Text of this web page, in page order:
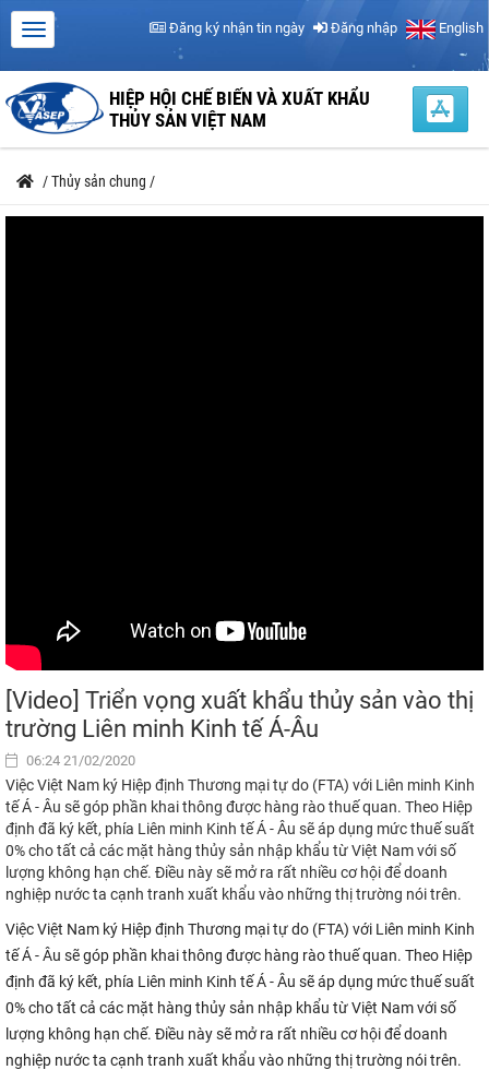
Đăng ký nhận tin ngày Đăng nhập English
HIỆP HỘI CHẾ BIẾN VÀ XUẤT KHẨU
THỦY SẢN VIỆT NAM
/Thủy sản chung /
[Video] Triển vọng xuất khẩu thủy sản vào thị
trường Liên minh Kinh tế Á-Âu
06:24 21/02/2020
Việc Việt Nam ký Hiệp định Thương mại tự do (FTA) với Liên minh Kinh
tế Á - Âu sẽ góp phần khai thông được hàng rào thuế quan. Theo Hiệp
định đã ký kết, phía Liên minh Kinh tế Á - Âu sẽ áp dụng mức thuế suất
0% cho tất cả các mặt hàng thủy sản nhập khẩu từ Việt Nam với số
lượng không hạn chế. Điều này sẽ mở ra rất nhiều cơ hội để doanh
nghiệp nước ta cạnh tranh xuất khẩu vào những thị trường nói trên.
Việc Việt Nam ký Hiệp định Thương mại tự do (FTA) với Liên minh Kinh
tế Á - Âu sẽ góp phần khai thông được hàng rào thuế quan. Theo Hiệp
định đã ký kết, phía Liên minh Kinh tế Á - Âu sẽ áp dụng mức thuế suất
0% cho tất cả các mặt hàng thủy sản nhập khẩu từ Việt Nam với số
lượng không hạn chế. Điều này sẽ mở ra rất nhiều cơ hội để doanh
nghiệp nước ta cạnh tranh xuất khẩu vào những thị trường nói trên.